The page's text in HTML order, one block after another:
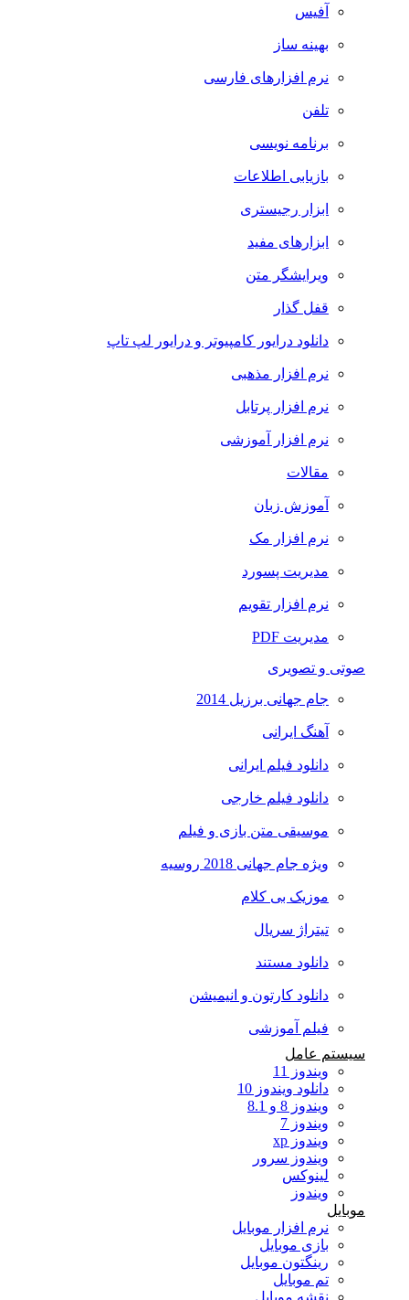
آفیس
بهینه ساز
نرم افزارهای فارسی
تلفن
برنامه نویسی
بازیابی اطلاعات
ابزار رجیستری
ابزارهای مفید
ویرایشگر متن
قفل گذار
دانلود درایور کامپیوتر و درایور لپ تاپ
نرم افزار مذهبی
نرم افزار پرتابل
نرم افزار آموزشی
مقالات
آموزش زبان
نرم افزار مک
مدیریت پسورد
نرم افزار تقویم
مدیریت PDF
صوتی و تصویری
جام جهانی برزیل 2014
آهنگ ایرانی
دانلود فیلم ایرانی
دانلود فیلم خارجی
موسیقی متن بازی و فیلم
ویژه جام جهانی 2018 روسیه
موزیک بی کلام
تیتراژ سریال
دانلود مستند
دانلود کارتون و انیمیشن
فیلم آموزشی
سیستم عامل
ویندوز 11
دانلود ویندوز 10
ویندوز 8 و 8.1
ویندوز 7
ویندوز xp
ویندوز سرور
لینوکس
ویندوز
نرم افزار موبایل
بازی موبایل
رینگتون موبایل
تم موبایل
نقشه موبایل